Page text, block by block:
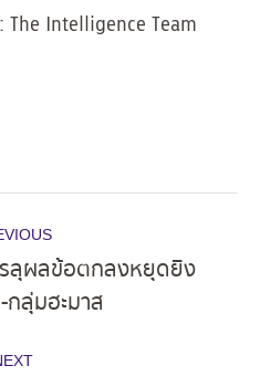
The Intelligence Team
Previous
post:
ลุผลข้อตกลงหยุดยิง
กลุ่มฮะมาส